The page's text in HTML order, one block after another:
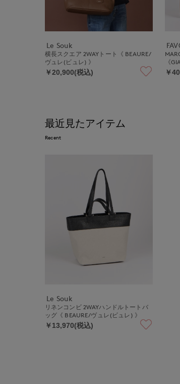
Le Souk
横長スクエア 2WAYトート《 BEAURE/
ヴュレ(ビュレ) 》
￥20,900(税込)
《
￥
最近見たアイテム
Recent
Le Souk
リネンコンビ 2WAYハンドルトートバ
ッグ《 BEAURE/ヴュレ(ビュレ) 》
￥13,970(税込)